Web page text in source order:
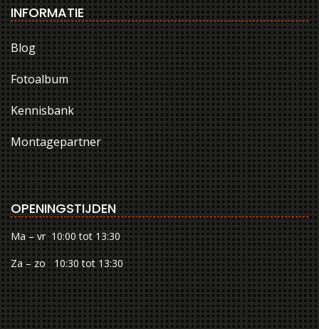
INFORMATIE
Blog
Fotoalbum
Kennisbank
Montagepartner
OPENINGSTIJDEN
Ma – vr 10:00 tot 13:30
Za – zo 10:30 tot 13:30